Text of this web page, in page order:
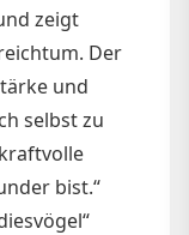
zeigt
Der
und
selbst zu
bist.“